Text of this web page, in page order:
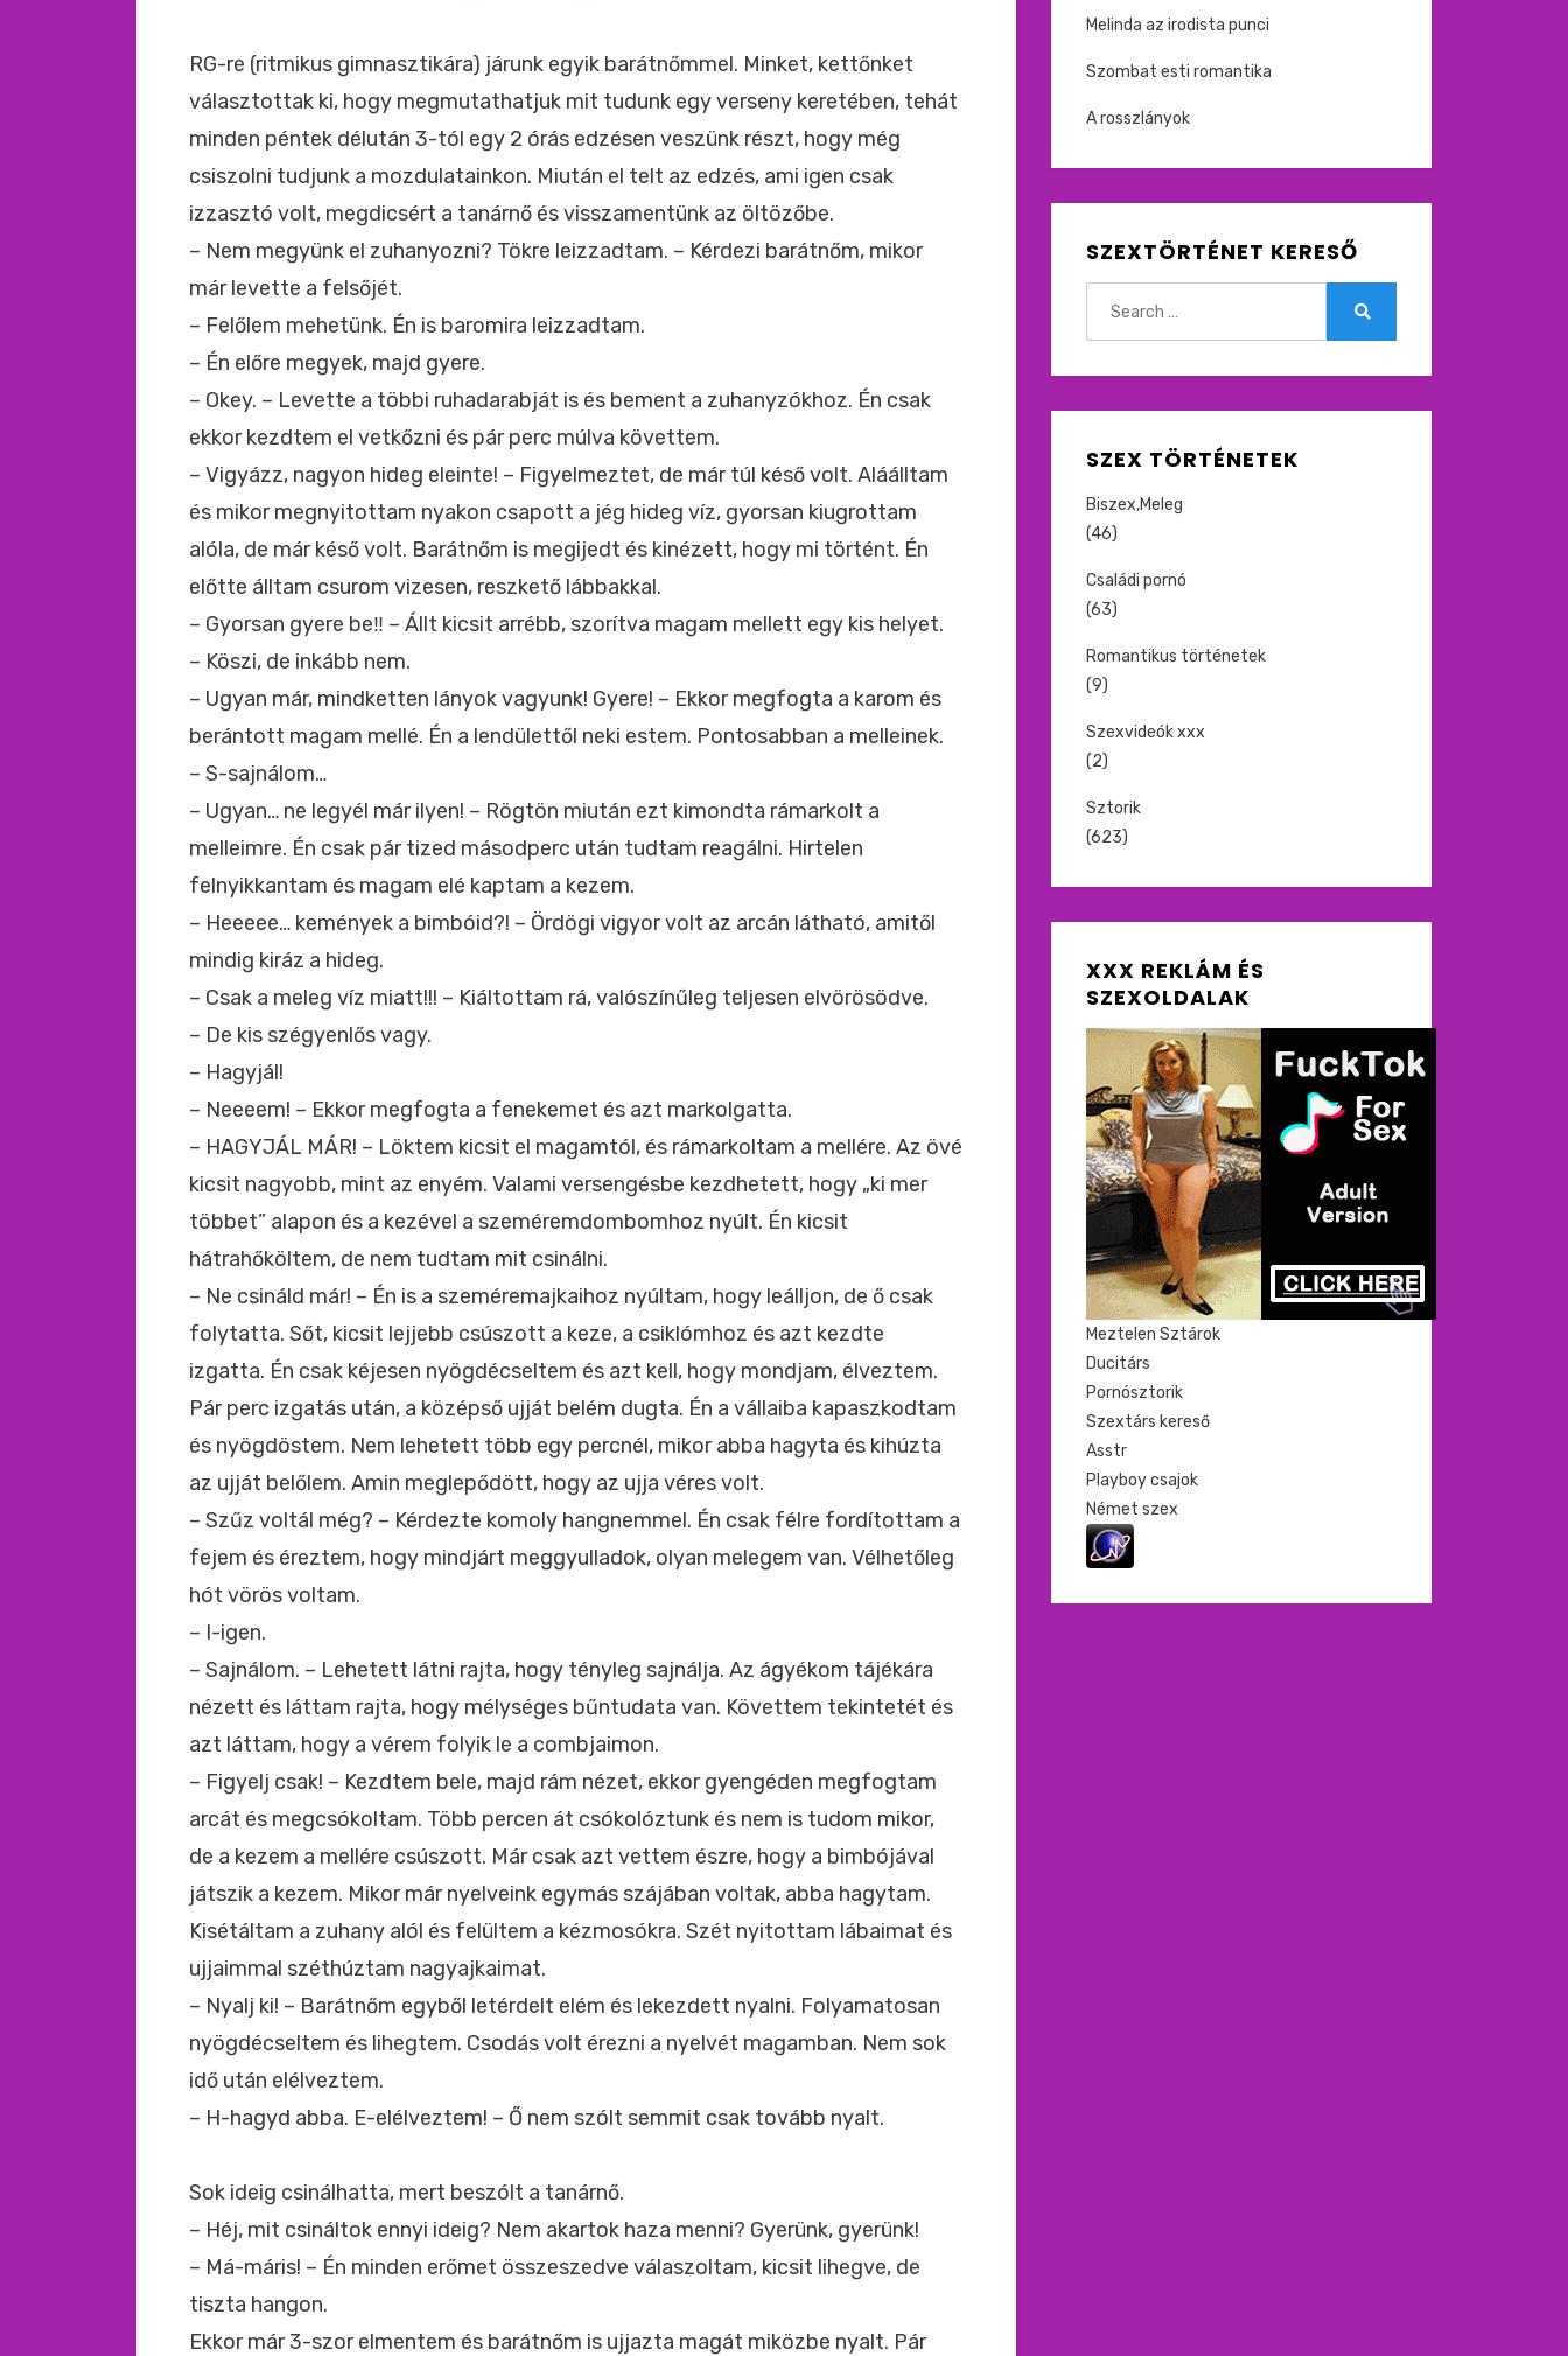
RG-re (ritmikus gimnasztikára) járunk egyik barátnőmmel. Minket, kettőnket
választottak ki, hogy megmutathatjuk mit tudunk egy verseny keretében, tehát
minden péntek délután 3-tól egy 2 órás edzésen veszünk részt, hogy még
csiszolni tudjunk a mozdulatainkon. Miután el telt az edzés, ami igen csak
izzasztó volt, megdicsért a tanárnő és visszamentünk az öltözőbe.
– Nem megyünk el zuhanyozni? Tökre leizzadtam. – Kérdezi barátnőm, mikor
már levette a felsőjét.
– Felőlem mehetünk. Én is baromira leizzadtam.
– Én előre megyek, majd gyere.
– Okey. – Levette a többi ruhadarabját is és bement a zuhanyzókhoz. Én csak
ekkor kezdtem el vetkőzni és pár perc múlva követtem.
– Vigyázz, nagyon hideg eleinte! – Figyelmeztet, de már túl késő volt. Aláálltam
és mikor megnyitottam nyakon csapott a jég hideg víz, gyorsan kiugrottam
alóla, de már késő volt. Barátnőm is megijedt és kinézett, hogy mi történt. Én
előtte álltam csurom vizesen, reszkető lábbakkal.
– Gyorsan gyere be‼ – Állt kicsit arrébb, szorítva magam mellett egy kis helyet.
– Köszi, de inkább nem.
– Ugyan már, mindketten lányok vagyunk! Gyere! – Ekkor megfogta a karom és
berántott magam mellé. Én a lendülettől neki estem. Pontosabban a melleinek.
– S-sajnálom…
– Ugyan… ne legyél már ilyen! – Rögtön miután ezt kimondta rámarkolt a
melleimre. Én csak pár tized másodperc után tudtam reagálni. Hirtelen
felnyikkantam és magam elé kaptam a kezem.
– Heeeee… kemények a bimbóid?! – Ördögi vigyor volt az arcán látható, amitől
mindig kiráz a hideg.
– Csak a meleg víz miatt!!! – Kiáltottam rá, valószínűleg teljesen elvörösödve.
– De kis szégyenlős vagy.
– Hagyjál!
– Neeeem! – Ekkor megfogta a fenekemet és azt markolgatta.
– HAGYJÁL MÁR! – Löktem kicsit el magamtól, és rámarkoltam a mellére. Az övé
kicsit nagyobb, mint az enyém. Valami versengésbe kezdhetett, hogy „ki mer
többet” alapon és a kezével a szeméremdombomhoz nyúlt. Én kicsit
hátrahőköltem, de nem tudtam mit csinálni.
– Ne csináld már! – Én is a szeméremajkaihoz nyúltam, hogy leálljon, de ő csak
folytatta. Sőt, kicsit lejjebb csúszott a keze, a csiklómhoz és azt kezdte
izgatta. Én csak kéjesen nyögdécseltem és azt kell, hogy mondjam, élveztem.
Pár perc izgatás után, a középső ujját belém dugta. Én a vállaiba kapaszkodtam
és nyögdöstem. Nem lehetett több egy percnél, mikor abba hagyta és kihúzta
az ujját belőlem. Amin meglepődött, hogy az ujja véres volt.
– Szűz voltál még? – Kérdezte komoly hangnemmel. Én csak félre fordítottam a
fejem és éreztem, hogy mindjárt meggyulladok, olyan melegem van. Vélhetőleg
hót vörös voltam.
– I-igen.
– Sajnálom. – Lehetett látni rajta, hogy tényleg sajnálja. Az ágyékom tájékára
nézett és láttam rajta, hogy mélységes bűntudata van. Követtem tekintetét és
azt láttam, hogy a vérem folyik le a combjaimon.
– Figyelj csak! – Kezdtem bele, majd rám nézet, ekkor gyengéden megfogtam
arcát és megcsókoltam. Több percen át csókolóztunk és nem is tudom mikor,
de a kezem a mellére csúszott. Már csak azt vettem észre, hogy a bimbójával
játszik a kezem. Mikor már nyelveink egymás szájában voltak, abba hagytam.
Kisétáltam a zuhany alól és felültem a kézmosókra. Szét nyitottam lábaimat és
ujjaimmal széthúztam nagyajkaimat.
– Nyalj ki! – Barátnőm egyből letérdelt elém és lekezdett nyalni. Folyamatosan
nyögdécseltem és lihegtem. Csodás volt érezni a nyelvét magamban. Nem sok
idő után elélveztem.
– H-hagyd abba. E-elélveztem! – Ő nem szólt semmit csak tovább nyalt.
Sok ideig csinálhatta, mert beszólt a tanárnő.
– Héj, mit csináltok ennyi ideig? Nem akartok haza menni? Gyerünk, gyerünk!
– Má-máris! – Én minden erőmet összeszedve válaszoltam, kicsit lihegve, de
tiszta hangon.
Ekkor már 3-szor elmentem és barátnőm is ujjazta magát miközbe nyalt. Pár
Melinda az irodista punci
Szombat esti romantika
A rosszlányok
SZEXTÖRTÉNET KERESŐ
SZEX TÖRTÉNETEK
Biszex,Meleg
(46)
Családi pornó
(63)
Romantikus történetek
(9)
Szexvideók xxx
(2)
Sztorik
(623)
XXX REKLÁM ÉS
SZEXOLDALAK
Meztelen Sztárok
Ducitárs
Pornósztorik
Szextárs kereső
Asstr
Playboy csajok
Német szex